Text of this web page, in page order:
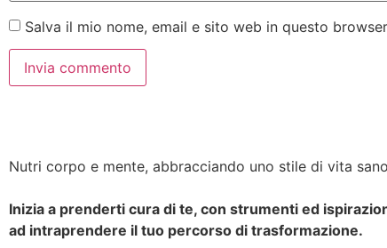
Salva il mio nome, email e sito web in questo
Nutri corpo e mente, abbracciando uno stile di vita
Inizia a prenderti cura di te, con strumenti ed
ad intraprendere il tuo percorso di trasformazione.